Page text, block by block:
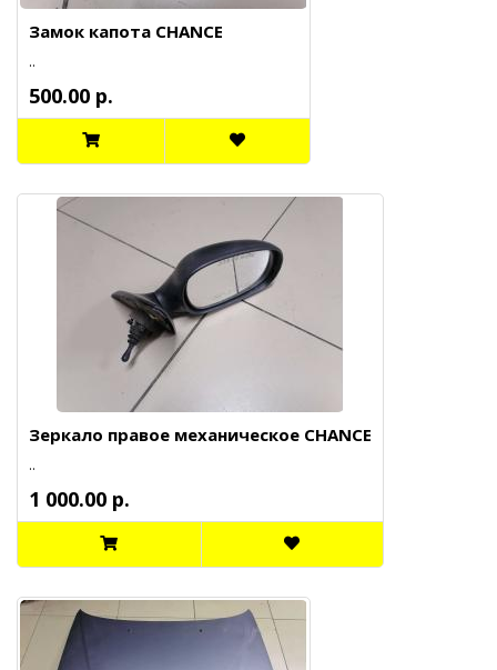
Замок капота CHANCE
..
500.00 р.
Зеркало правое механическое CHANCE
..
1 000.00 р.